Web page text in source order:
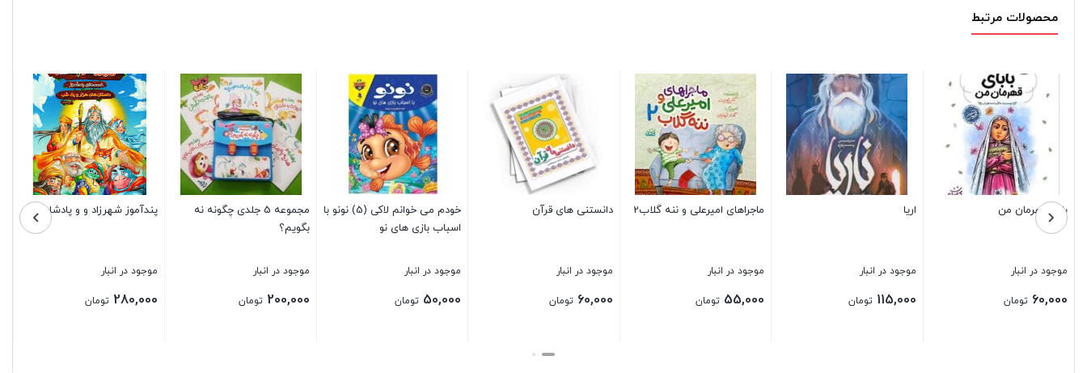
محصولات مرتبط
بابای قهرمان من
موجود در انبار
60,000 تومان
موجود در انبار
115,000 تومان
ماجراهای امیرعلی و ننه گلاب2
موجود در انبار
55,000 تومان
دانستنی های قرآن
موجود در انبار
60,000 تومان
خودم می خوانم لاکی (5) نونو با
اسباب بازی های نو
موجود در انبار
50,000 تومان
مجموعه 5 جلدی چگونه نه
بگویم؟
موجود در انبار
200,000 تومان
پندآموز شهرزاد و و پادشاه
موجود در انبار
280,000 تومان
بستن